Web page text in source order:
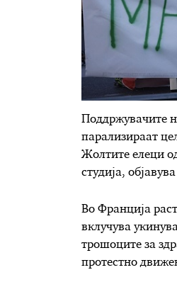
Поддржувачите
парализираат
Жолтите елеци
студија,
Во Франција
вклучува
трошоците за
протестно